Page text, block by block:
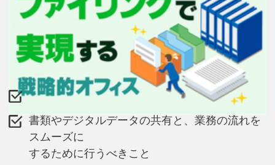
保管と保存の違い
書類やデジタルデータの共有と、業務の流れを
スムーズに
するために行うべきこと